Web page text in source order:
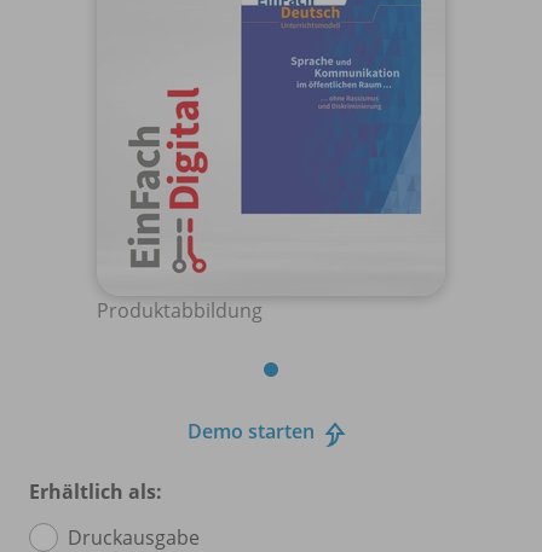
Produktabbildung
Demo starten
Erhältlich als:
Druckausgabe